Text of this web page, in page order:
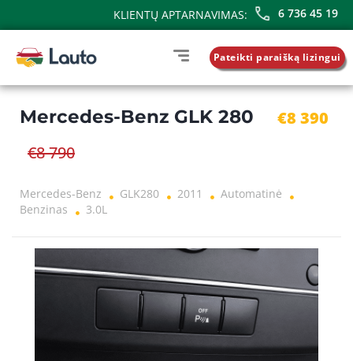
KLIENTŲ APTARNAVIMAS: 6 736 45 19
Pateikti paraišką lizingui
Mercedes-Benz GLK 280
€8 390
€8 790
Mercedes-Benz GLK280 2011
Automatinė
Benzinas
3.0L